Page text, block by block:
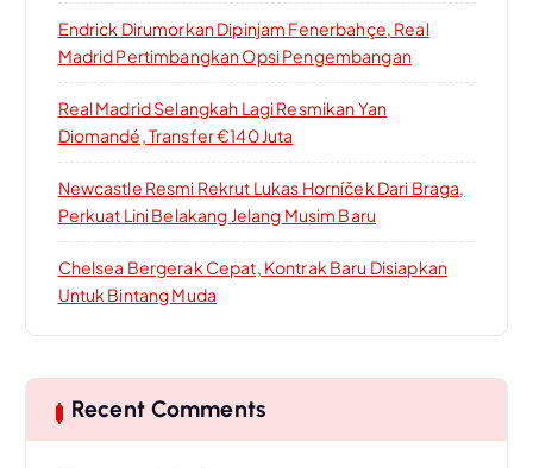
Endrick Dirumorkan Dipinjam Fenerbahçe, Real
Madrid Pertimbangkan Opsi Pengembangan
Real Madrid Selangkah Lagi Resmikan Yan
Diomandé, Transfer €140 Juta
Newcastle Resmi Rekrut Lukas Horníček Dari Braga,
Perkuat Lini Belakang Jelang Musim Baru
Chelsea Bergerak Cepat, Kontrak Baru Disiapkan
Untuk Bintang Muda
Recent Comments